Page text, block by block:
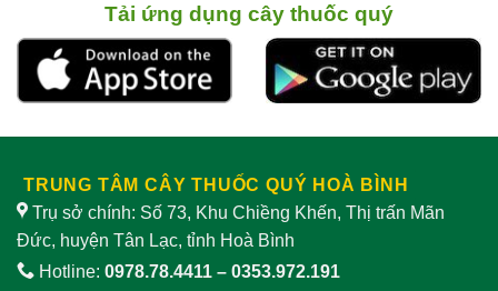
Tải ứng dụng cây thuốc quý
TRUNG TÂM CÂY THUỐC QUÝ HOÀ BÌNH
Trụ sở chính: Số 73, Khu Chiềng Khến, Thị trấn Mãn
Đức, huyện Tân Lạc, tỉnh Hoà Bình
Hotline: 0978.78.4411 – 0353.972.191